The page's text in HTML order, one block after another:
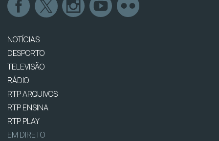
NOTÍCIAS
DESPORTO
TELEVISÃO
RÁDIO
RTP ARQUIVOS
RTP ENSINA
RTP PLAY
EM DIRETO